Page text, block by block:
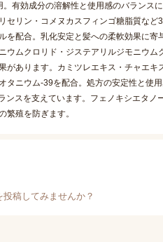
有効成分の溶解性と使用感のバランス
セリン・コメヌカスフィンゴ糖脂質な
を配合。乳化安定と髪への柔軟効果に
ウムクロリド・ジステアリルジモニウ
があります。カミツレエキス・チャエ
タニウム-39を配合。処方の安定性と使
ンスを支えています。フェノキシエタ
繁殖を防ぎます。
稿してみませんか？